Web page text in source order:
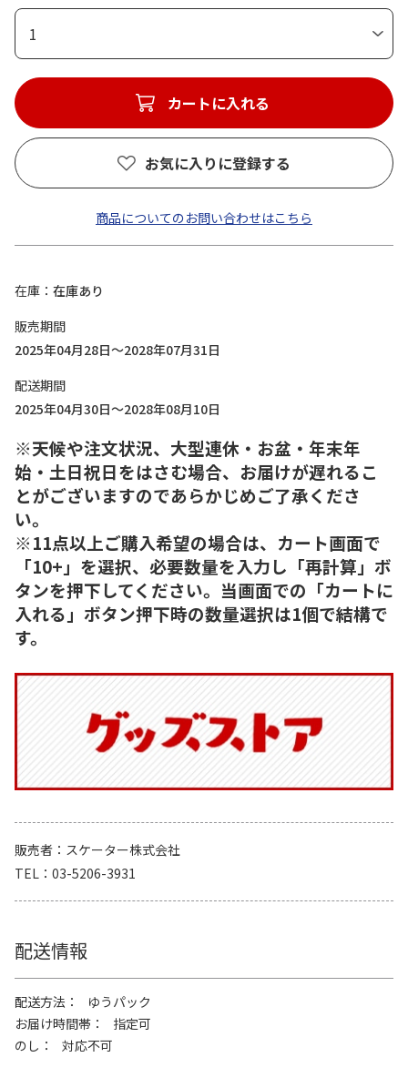
1
カートに入れる
お気に入りに登録する
商品についてのお問い合わせはこちら
在庫
在庫あり
販売期間
2025年04月28日～2028年07月31日
配送期間
2025年04月30日～2028年08月10日
※天候や注文状況、大型連休・お盆・年末年
始・土日祝日をはさむ場合、お届けが遅れるこ
とがございますのであらかじめご了承くださ
い。
※11点以上ご購入希望の場合は、カート画面で
「10+」を選択、必要数量を入力し「再計算」ボ
タンを押下してください。当画面での「カートに
入れる」ボタン押下時の数量選択は1個で結構で
す。
販売者
スケーター株式会社
TEL
03-5206-3931
配送情報
配送方法
ゆうパック
お届け時間帯
指定可
のし
対応不可